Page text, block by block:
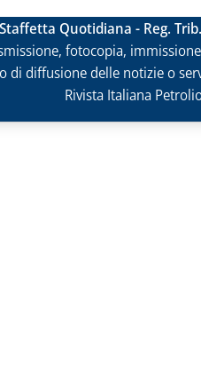
Staffetta Quotidiana - Reg.
fotocopia,
di diffusione delle notizie o
Rivista Italiana